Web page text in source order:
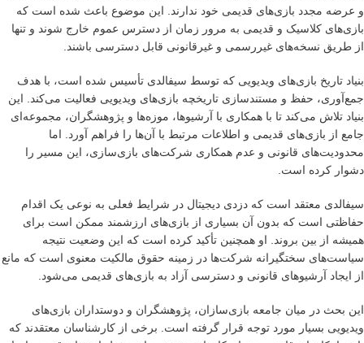
و عرضه مجدد بازی‌های قدیمی خود ندارند. این موضوع باعث شده است که
بازی‌های کلاسیک و قدیمی به مرور زمان از دسترس عموم خارج شوند و تنها
از طریق نسخه‌های غیررسمی و غیرقانونی قابل دسترسی باشند.
بنیاد تاریخ بازی‌های ویدیویی که توسط سیفالدی تأسیس شده است، با هدف
جمع‌آوری، حفظ و مستندسازی تاریخچه بازی‌های ویدیویی فعالیت می‌کند. این
بنیاد تلاش می‌کند تا با همکاری با آرشیوها، موزه‌ها و پژوهشگران، مجموعه‌ای
جامع از بازی‌های قدیمی و اطلاعات مرتبط با آن‌ها را فراهم آورد. اما
محدودیت‌های قانونی و عدم همکاری شرکت‌های بازی‌سازی، این مسیر را
دشوار کرده است.
سیفالدی معتقد است که دزدی دیجیتال در شرایط فعلی به نوعی یک اقدام
حفاظتی است که بدون آن بسیاری از بازی‌های ارزشمند ممکن است برای
همیشه از بین بروند. او همچنین تأکید کرده است که این وضعیت نتیجه
سیاست‌های سختگیرانه شرکت‌ها در زمینه حقوق مالکیت معنوی است که مانع
از ایجاد آرشیوهای قانونی و دسترسی آزاد به بازی‌های قدیمی می‌شود.
این بحث در میان جامعه بازی‌سازان، پژوهشگران و دوستداران بازی‌های
ویدیویی بسیار مورد توجه قرار گرفته است. برخی از کارشناسان معتقدند که